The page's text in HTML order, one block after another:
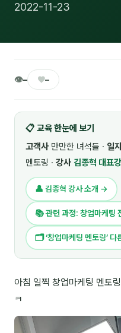
🤝 B2B 세일즈
🌏 글로벌 비즈니스
🏭 산업 특화
🎬 영상 · 콘텐츠
📊 프레젠테이션 · 기획
🚀 창업 · 커리어
👥 리더십 · 조직
📚 인문학 · 교양
2022-11-23
👁– ♥–
📋 교육 한눈에 보기
고객사 만만한 녀석들 · 일
멘토링 · 강사 김종혁 대표
👤 김종혁 강사 소개 →
📚 관련 과정: 창업마케팅
🗂 ‘창업마케팅 멘토링’ 다
아침 일찍 창업마케팅 멘토
ㅋ